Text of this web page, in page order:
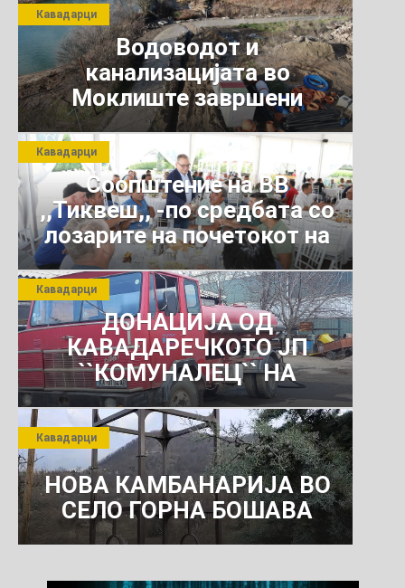
Водоводот и
канализацијата во
Моклиште завршени
Кавадарци
Соопштение на ВВ
,,Тиквеш,, -по средбата со
лозарите на почетокот на
јули 2026 г.
Кавадарци
ДОНАЦИЈА ОД
КАВАДАРЕЧКОТО ЈП
``КОМУНАЛЕЦ`` НА
РОСОМАНСКОТО ЈАВНО
ПРЕТПРИЈАТИЕ ЗА
КОМУНАЛНО УСЛУГИ
Кавадарци
НОВА КАМБАНАРИЈА ВО
СЕЛО ГОРНА БОШАВА
Кавадарци